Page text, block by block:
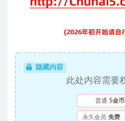
隐藏内容
此处内容需要
普通 5金币
永久会员 免费